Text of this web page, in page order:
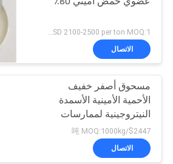
الموقع
سياسة
الخصوصية
USD 2100-2500 per ton MOQ:1 طن
الاتصال
مسحوق أصفر خفيف
الأحمية الأمينية الأسمدة
النيتروجينية لممارسات
الزراعة المستدامة
$2447/吨 MOQ:1000kg
الاتصال